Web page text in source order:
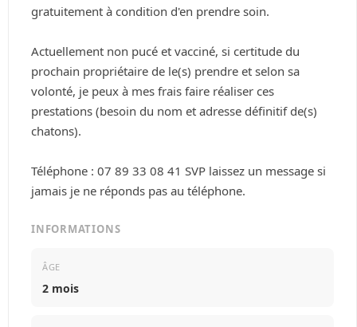
gratuitement à condition d'en prendre soin.
Actuellement non pucé et vacciné, si certitude du
prochain propriétaire de le(s) prendre et selon sa
volonté, je peux à mes frais faire réaliser ces
prestations (besoin du nom et adresse définitif de(s)
chatons).
Téléphone : 07 89 33 08 41 SVP laissez un message si
jamais je ne réponds pas au téléphone.
INFORMATIONS
ÂGE
2 mois